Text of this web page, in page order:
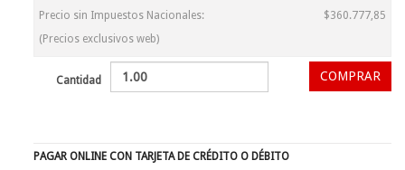
Precio sin Impuestos Nacionales:
$360.777,85
(Precios exclusivos web)
Cantidad
PAGAR ONLINE CON TARJETA DE CRÉDITO O DÉBITO